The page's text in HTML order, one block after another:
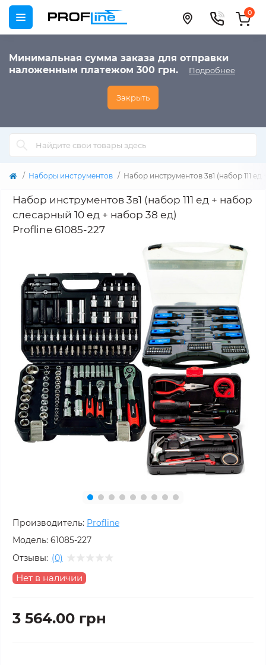
Минимальная сумма заказа для отправки
наложенным платежом 300 грн.
Подробнее
Закрыть
0
Наборы инструментов Набор инструментов 3в1 (набор 111
Набор инструментов 3в1 (набор 111 ед + набор
слесарный 10 ед + набор 38 ед)
Profline 61085-227
Производитель: Profline
Модель: 61085-227
Отзывы: (0)
Нет в наличии
3 564.00 грн